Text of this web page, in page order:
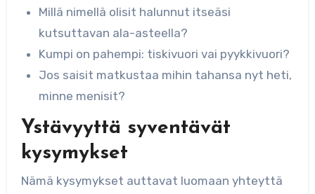
Millä nimellä olisit halunnut itseäsi
kutsuttavan ala-asteella?
Kumpi on pahempi: tiskivuori vai pyykkivuori?
Jos saisit matkustaa mihin tahansa nyt heti,
minne menisit?
Ystävyyttä syventävät
kysymykset
Nämä kysymykset auttavat luomaan yhteyttä